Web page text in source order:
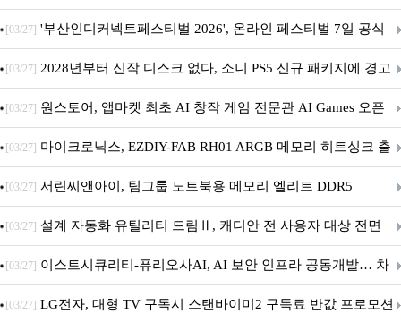
퍼 대기
[03/27] '부산인디커넥트페스티벌 2026', 온라인 페스티벌 7일 공식
개막... 22일간 진행
[03/27] 2028년부터 신작 디스크 없다, 소니 PS5 신규 패키지에 경고
문 추가
[03/27] 원스토어, 앱마켓 최초 AI 창작 게임 전문관 AI Games 오픈
[03/27] 마이크로닉스, EZDIY-FAB RH01 ARGB 메모리 히트싱크 출
시
[03/27] 서린씨앤아이, 팀그룹 노트북용 메모리 엘리트 DDR5
5600MHz 16GB 출시
[03/27] 설계 자동화 유틸리티 드림Ⅱ, 캐디안 전 사용자 대상 전면
무상 배포
[03/27] 이스트시큐리티-퓨리오사AI, AI 보안 인프라 공동개발… 차
세대 AI 보안 플랫폼 구축
[03/27] LG전자, 대형 TV 구독시 스탠바이미2 구독료 반값 프로모션